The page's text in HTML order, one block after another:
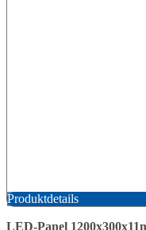
Produktdetails
LED-Panel